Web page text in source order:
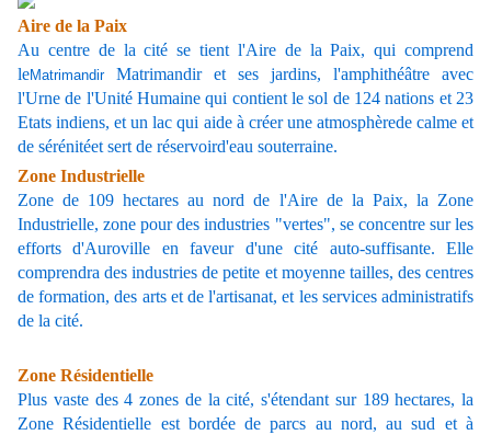
Aire de la Paix
Au centre de la cité se tient l'Aire de la Paix, qui comprend
leMatrimandirMatrimandir et ses jardins, l'amphithéâtre avec
l'Urne de l'Unité Humaine qui contient le sol de 124 nations et 23
Etats indiens, et un lac qui aide à créer une atmosphèrede calme et
de sérénitéet sert de réservoird'eau souterraine.
Zone Industrielle
Zone de 109 hectares au nord de l'Aire de la Paix, la Zone
Industrielle, zone pour des industries "vertes", se concentre sur les
efforts d'Auroville en faveur d'une cité auto-suffisante. Elle
comprendra des industries de petite et moyenne tailles, des centres
de formation, des arts et de l'artisanat, et les services administratifs
de la cité.
Zone Résidentielle
Plus vaste des 4 zones de la cité, s'étendant sur 189 hectares, la
Zone Résidentielle est bordée de parcs au nord, au sud et à